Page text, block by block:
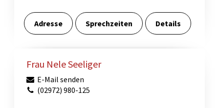
Adresse Sprechzeiten Details
Frau Nele Seeliger
E-Mail senden
(02972) 980-125